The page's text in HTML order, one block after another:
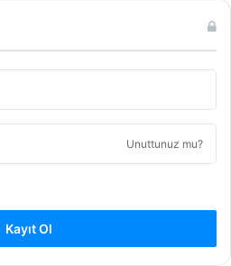
Unuttunuz mu?
Kayıt Ol